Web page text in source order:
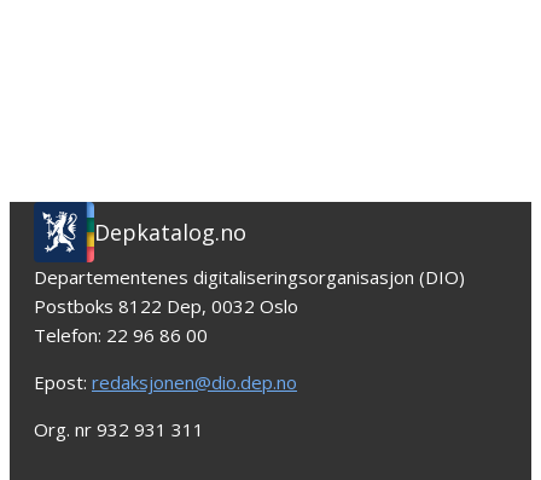
Depkatalog.no
Departementenes digitaliseringsorganisasjon (DIO)
Postboks 8122 Dep, 0032 Oslo
Telefon: 22 96 86 00
Epost: redaksjonen@dio.dep.no
Org. nr 932 931 311